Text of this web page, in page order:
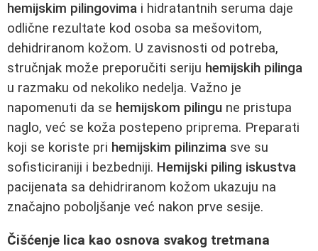
hemijskim pilingovima i hidratantnih seruma daje
odlične rezultate kod osoba sa mešovitom,
dehidriranom kožom. U zavisnosti od potreba,
stručnjak može preporučiti seriju hemijskih pilinga
u razmaku od nekoliko nedelja. Važno je
napomenuti da se hemijskom pilingu ne pristupa
naglo, već se koža postepeno priprema. Preparati
koji se koriste pri hemijskim pilinzima sve su
sofisticiraniji i bezbedniji. Hemijski piling iskustva
pacijenata sa dehidriranom kožom ukazuju na
značajno poboljšanje već nakon prve sesije.
Čišćenje lica kao osnova svakog tretmana